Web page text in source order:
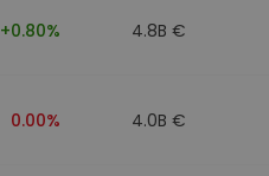
+0.80% 4.8B €
0.00% 4.0B €